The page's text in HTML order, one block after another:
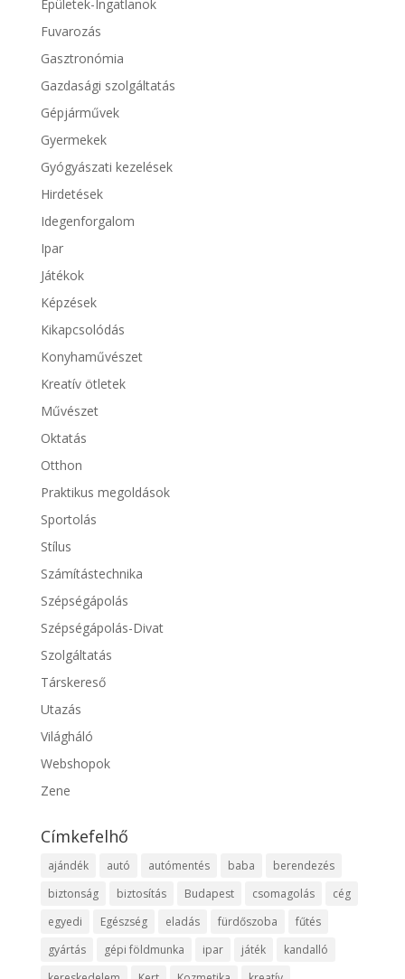
Épületek-Ingatlanok
Fuvarozás
Gasztronómia
Gazdasági szolgáltatás
Gépjárművek
Gyermekek
Gyógyászati kezelések
Hirdetések
Idegenforgalom
Ipar
Játékok
Képzések
Kikapcsolódás
Konyhaművészet
Kreatív ötletek
Művészet
Oktatás
Otthon
Praktikus megoldások
Sportolás
Stílus
Számítástechnika
Szépségápolás
Szépségápolás-Divat
Szolgáltatás
Társkereső
Utazás
Világháló
Webshopok
Zene
Címkefelhő
ajándék autó autómentés baba
berendezés
biztonság
biztosítás Budapest csomagolás
cég
egyedi
Egészség eladás fürdőszoba
fűtés
gyártás
gépi földmunka ipar játék
kandalló